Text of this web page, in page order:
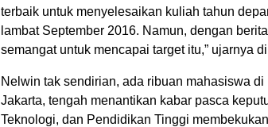
terbaik untuk menyelesaikan kuliah tahun
lambat September 2016. Namun, dengan
semangat untuk mencapai target itu,” ujarnya
Nelwin tak sendirian, ada ribuan mahasiswa di
Jakarta, tengah menantikan kabar pasca
Teknologi, dan Pendidikan Tinggi